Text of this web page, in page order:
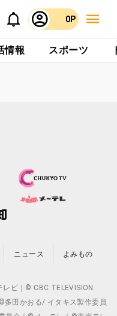
0P
情報 スポーツ
ニュース よみもの
ビ｜© CBC TELEVISION
多田かおる/ イタキス製作委員